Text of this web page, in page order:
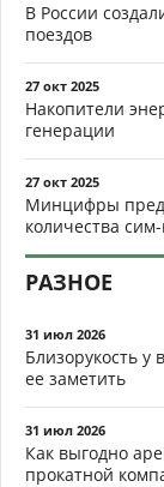
В России
поездов
27 окт 2025
Накопители
генерации
27 окт 2025
Минцифры
количества
РАЗНОЕ
31 июл 2026
Близорукость
ее заметить
31 июл 2026
Как выгодно
прокатной